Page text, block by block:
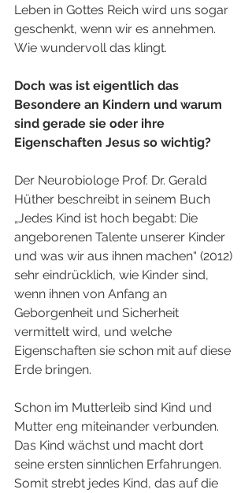
Leben in Gottes Reich wird uns sogar
geschenkt, wenn wir es annehmen.
Wie wundervoll das klingt.
Doch was ist eigentlich das
Besondere an Kindern und warum
sind gerade sie oder ihre
Eigenschaften Jesus so wichtig?
Der Neurobiologe Prof. Dr. Gerald
Hüther beschreibt in seinem Buch
„Jedes Kind ist hoch begabt: Die
angeborenen Talente unserer Kinder
und was wir aus ihnen machen“ (2012)
sehr eindrücklich, wie Kinder sind,
wenn ihnen von Anfang an
Geborgenheit und Sicherheit
vermittelt wird, und welche
Eigenschaften sie schon mit auf diese
Erde bringen.
Schon im Mutterleib sind Kind und
Mutter eng miteinander verbunden.
Das Kind wächst und macht dort
seine ersten sinnlichen Erfahrungen.
Somit strebt jedes Kind, das auf die